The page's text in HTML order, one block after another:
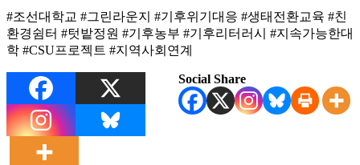
#조선대학교 #그린라운지 #기후위기대응 #생태전환교육 #친
환경쉼터 #텃밭정원 #기후농부 #기후리터러시 #지속가능한대
학 #CSU프로젝트 #지역사회연계
Social Share